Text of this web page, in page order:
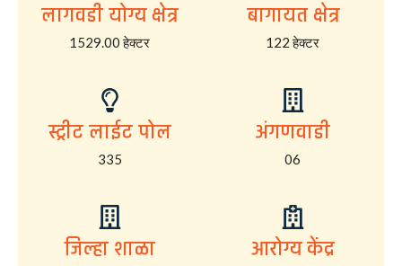
लागवडी योग्य क्षेत्र
1529.00 हेक्टर
बागायत क्षेत्र
122 हेक्टर
स्ट्रीट लाईट पोल
335
अंगणवाडी
06
जिल्हा शाळा आरोग्य केंद्र